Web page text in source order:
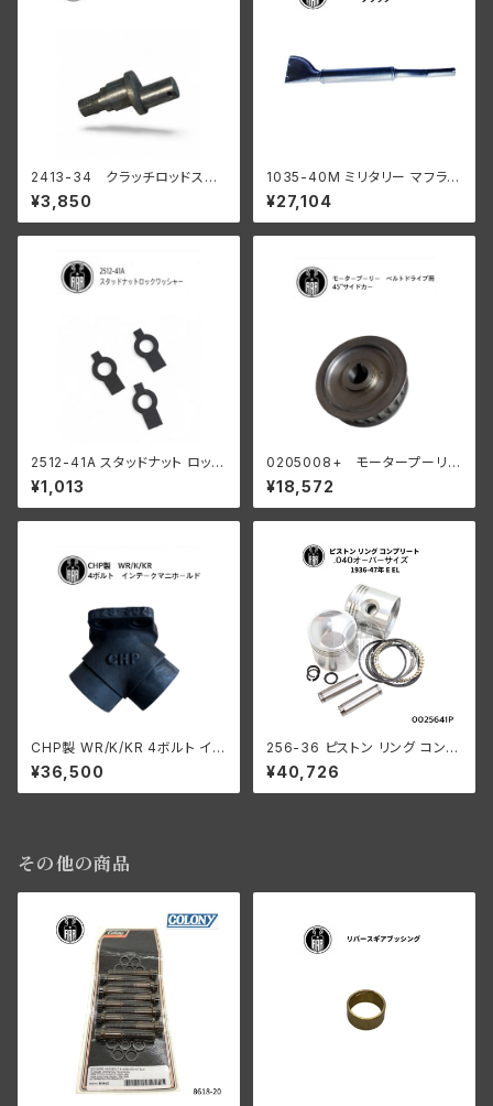
2413-34 クラッチロッドスタ
ッド 1934-37 R WL
陸王
¥3,850
1035-40M ミリタリー マフラー
ブラック
¥27,104
2512-41A スタッドナット ロック
ワッシャー 3個入
¥1,013
0205008+ モータープーリー
24T ベルトドライブ用 45" サイ
ドカー
¥18,572
CHP製 WR/K/KR 4ボルト イン
テ ークマニホールド
¥36,500
256-36 ピストン リング コンプ
リート .040オーバーサイズ 19
36-47年 E/EL
¥40,726
その他の商品